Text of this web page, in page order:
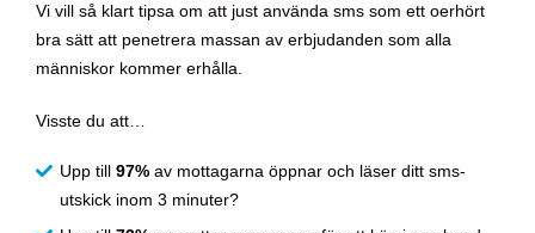
Vi vill så klart tipsa om att just använda sms som ett oerhört
bra sätt att penetrera massan av erbjudanden som alla
människor kommer erhålla.
Visste du att…
Upp till 97% av mottagarna öppnar och läser ditt sms-
utskick inom 3 minuter?